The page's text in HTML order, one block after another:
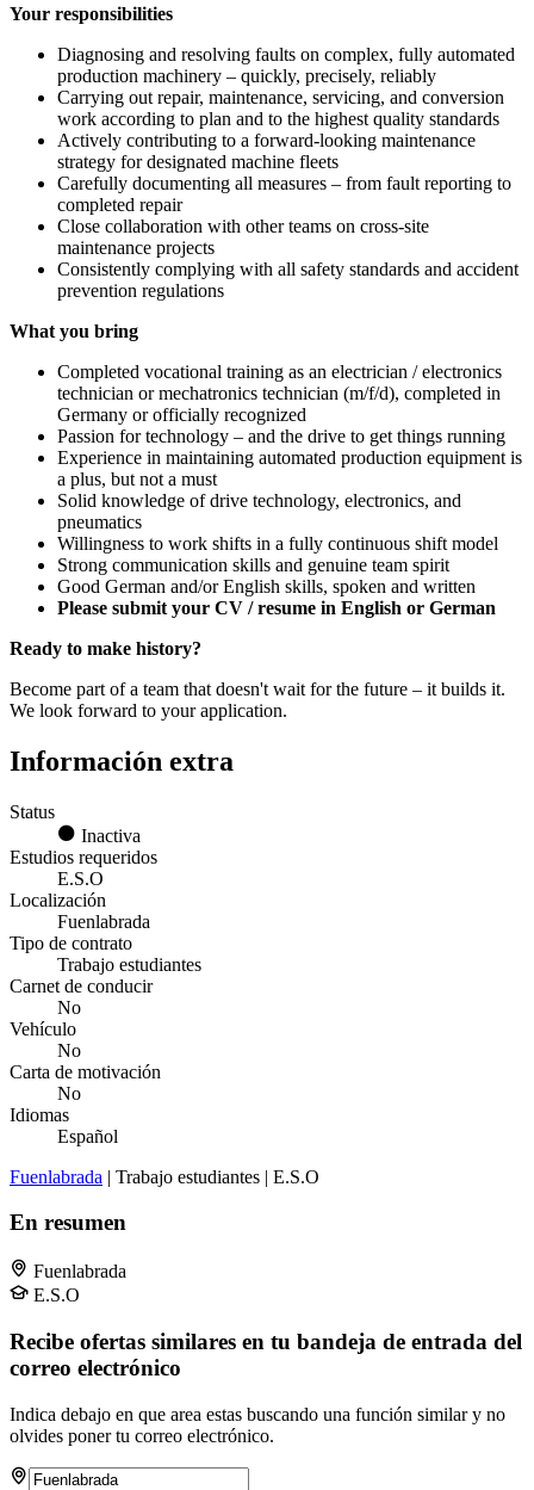
Your responsibilities
Diagnosing and resolving faults on complex, fully automated
production machinery – quickly, precisely, reliably
Carrying out repair, maintenance, servicing, and conversion
work according to plan and to the highest quality standards
Actively contributing to a forward-looking maintenance
strategy for designated machine fleets
Carefully documenting all measures – from fault reporting to
completed repair
Close collaboration with other teams on cross-site
maintenance projects
Consistently complying with all safety standards and accident
prevention regulations
What you bring
Completed vocational training as an electrician / electronics
technician or mechatronics technician (m/f/d), completed in
Germany or officially recognized
Passion for technology – and the drive to get things running
Experience in maintaining automated production equipment is
a plus, but not a must
Solid knowledge of drive technology, electronics, and
pneumatics
Willingness to work shifts in a fully continuous shift model
Strong communication skills and genuine team spirit
Good German and/or English skills, spoken and written
Please submit your CV / resume in English or German
Ready to make history?
Become part of a team that doesn't wait for the future – it builds it.
We look forward to your application.
Información extra
Status
Inactiva
Estudios requeridos
E.S.O
Localización
Fuenlabrada
Tipo de contrato
Trabajo estudiantes
Carnet de conducir
No
Vehículo
No
Carta de motivación
No
Idiomas
Español
Fuenlabrada | Trabajo estudiantes | E.S.O
En resumen
Fuenlabrada
E.S.O
Recibe ofertas similares en tu bandeja de entrada del
correo electrónico
Indica debajo en que area estas buscando una función similar y no
olvides poner tu correo electrónico.